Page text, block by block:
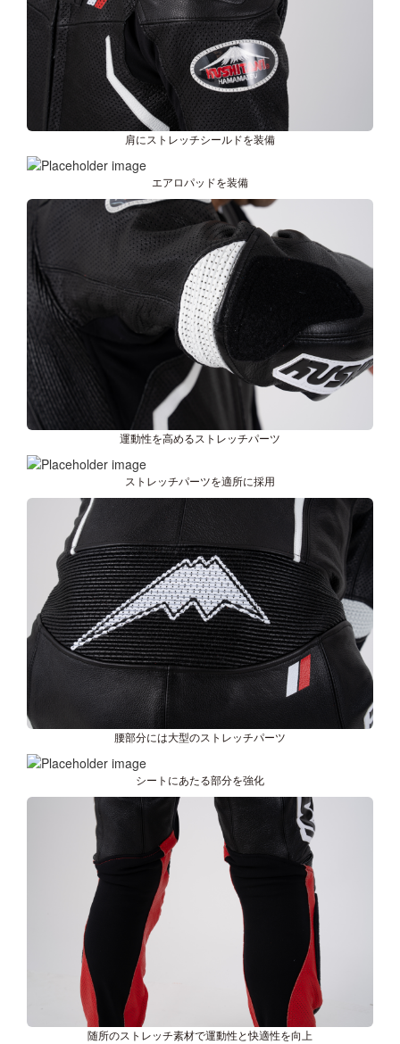
肩にストレッチシールドを装備
エアロパッドを装備
運動性を高めるストレッチパーツ
ストレッチパーツを適所に採用
腰部分には大型のストレッチパーツ
シートにあたる部分を強化
随所のストレッチ素材で運動性と快適性を向上